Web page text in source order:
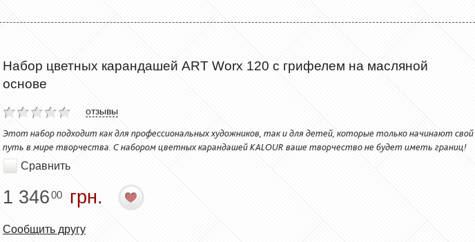
Набор цветных карандашей ART Worx 120 с грифелем на масляной
основе
отзывы
Этот набор подходит как для профессиональных художников, так и для детей, которые только начинают свой
путь в мире творчества. С набором цветных карандашей KALOUR ваше творчество не будет иметь границ!
Сравнить
1 34600 грн.
Сообщить другу